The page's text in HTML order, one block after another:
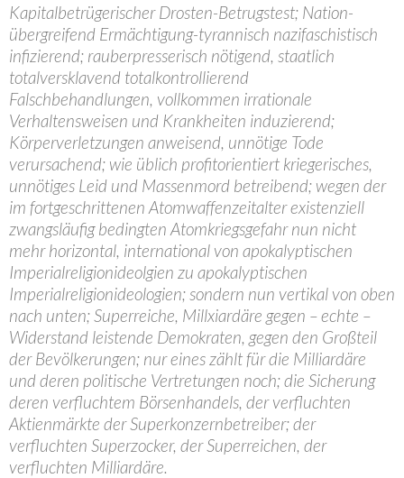
Kapitalbetrügerischer Drosten-Betrugstest; Nation-
übergreifend Ermächtigung-tyrannisch nazifaschistisch
infizierend; rauberpresserisch nötigend, staatlich
totalversklavend totalkontrollierend
Falschbehandlungen, vollkommen irrationale
Verhaltensweisen und Krankheiten induzierend;
Körperverletzungen anweisend, unnötige Tode
verursachend; wie üblich profitorientiert kriegerisches,
unnötiges Leid und Massenmord betreibend; wegen der
im fortgeschrittenen Atomwaffenzeitalter existenziell
zwangsläufig bedingten Atomkriegsgefahr nun nicht
mehr horizontal, international von apokalyptischen
Imperialreligionideolgien zu apokalyptischen
Imperialreligionideologien; sondern nun vertikal von oben
nach unten; Superreiche, Millxiardäre gegen – echte –
Widerstand leistende Demokraten, gegen den Großteil
der Bevölkerungen; nur eines zählt für die Milliardäre
und deren politische Vertretungen noch; die Sicherung
deren verfluchtem Börsenhandels, der verfluchten
Aktienmärkte der Superkonzernbetreiber; der
verfluchten Superzocker, der Superreichen, der
verfluchten Milliardäre.